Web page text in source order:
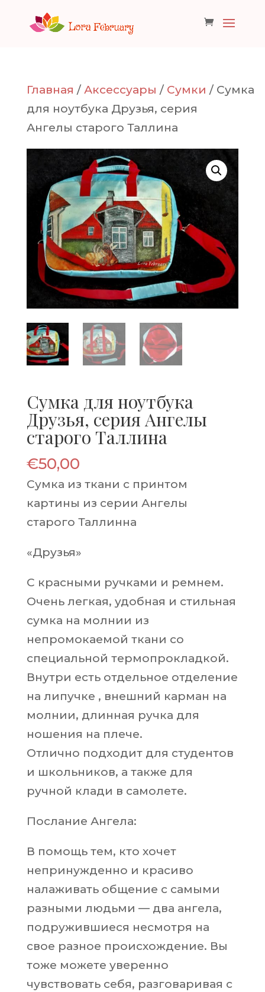
Главная / Аксессуары / Сумки / Сумка
для ноутбука Друзья, серия
Ангелы старого Таллина
Сумка для ноутбука
Друзья, серия Ангелы
старого Таллина
€50,00
Сумка из ткани с принтом
картины из серии Ангелы
старого Таллинна
«Друзья»
С красными ручками и ремнем.
Очень легкая, удобная и стильная
сумка на молнии из
непромокаемой ткани со
специальной термопрокладкой.
Внутри есть отдельное отделение
на липучке , внешний карман на
молнии, длинная ручка для
ношения на плече.
Отлично подходит для студентов
и школьников, а также для
ручной клади в самолете.
Послание Ангела:
В помощь тем, кто хочет
непринужденно и красиво
налаживать общение с самыми
разными людьми — два ангела,
подружившиеся несмотря на
свое разное происхождение. Вы
тоже можете уверенно
чувствовать себя, разговаривая с